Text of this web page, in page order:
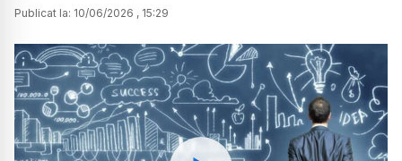
Publicat la: 10/06/2026 , 15:29